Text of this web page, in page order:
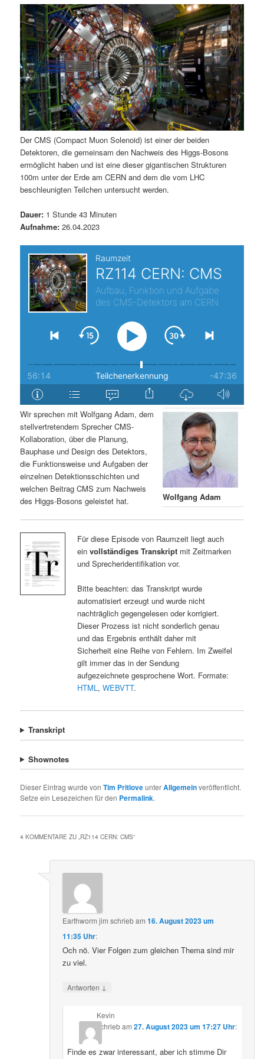
ä
r
e
n
I
n
h
l
t
s
p
n
g
e
n
n
d
ä
r
e
n
I
h
a
l
t
r
i
n
g
e
n
a
v
i
g
a
t
i
o
n
Der CMS (Compact Muon Solenoid) ist einer der beiden
Detektoren, die gemeinsam den Nachweis des Higgs-Bosons
ermöglicht haben und ist eine dieser gigantischen Strukturen
100m unter der Erde am CERN and dem die vom LHC
beschleunigten Teilchen untersucht werden.
Dauer: 1 Stunde 43 Minuten
Aufnahme: 26.04.2023
Wolfgang Adam
Wir sprechen mit Wolfgang Adam, dem
stellvertretendem Sprecher CMS-
Kollaboration, über die Planung,
Bauphase und Design des Detektors,
die Funktionsweise und Aufgaben der
einzelnen Detektionsschichten und
welchen Beitrag CMS zum Nachweis
des Higgs-Bosons geleistet hat.
Für diese Episode von Raumzeit liegt auch
ein vollständiges Transkriptmit Zeitmarken
und Sprecheridentifikation vor.
Bitte beachten: das Transkript wurde
automatisiert erzeugt und wurde nicht
nachträglich gegengelesen oder korrigiert.
Dieser Prozess ist nicht sonderlich genau
und das Ergebnis enthält daher mit
Sicherheit eine Reihe von Fehlern. Im Zweifel
gilt immer das in der Sendung
aufgezeichnete gesprochene Wort. Formate:
HTML, WEBVTT.
Transkript
Shownotes
Dieser Eintrag wurde vonTim PritloveunterAllgemeinveröffentlicht.
Setze ein Lesezeichen für den Permalink.
4 KOMMENTARE ZU „ RZ114 CERN: CMS“
Earthworm jim schriebam16. August 2023 um
11:35 Uhr:
Och nö. Vier Folgen zum gleichen Thema sind mir
zu viel.
Antworten ↓
Kevin
schriebam 27. August 2023 um 17:27 Uhr:
Finde es zwar interessant, aber ich stimme Dir